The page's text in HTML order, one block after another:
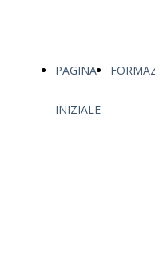
PAGINA
INIZIALE